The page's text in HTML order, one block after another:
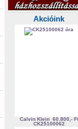
Akcióink
Calvin Klein 60.800,- Ft
CK25100062